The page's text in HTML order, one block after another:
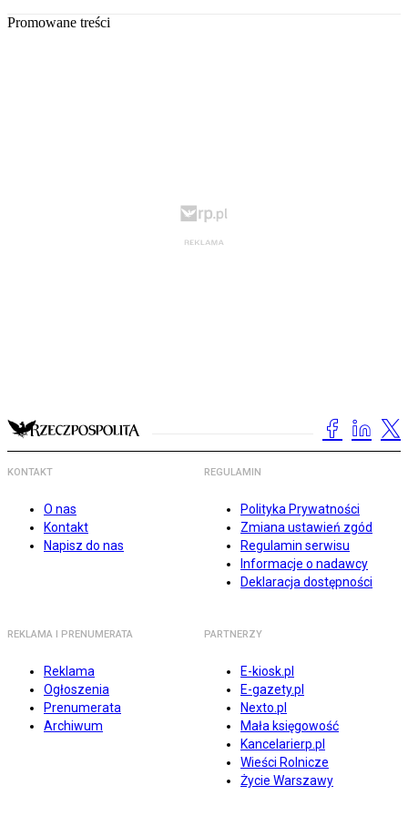
Promowane treści
KONTAKT
O nas
Kontakt
Napisz do nas
REGULAMIN
Polityka Prywatności
Zmiana ustawień zgód
Regulamin serwisu
Informacje o nadawcy
Deklaracja dostępności
REKLAMA I PRENUMERATA
Reklama
Ogłoszenia
Prenumerata
Archiwum
PARTNERZY
E-kiosk.pl
E-gazety.pl
Nexto.pl
Mała księgowość
Kancelarierp.pl
Wieści Rolnicze
Życie Warszawy